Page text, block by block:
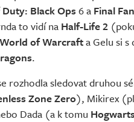
Black Ops 6 a Final
to vidí na Half-Life 2
World of Warcrafta Gelu si
.
rozhodla sledovat druhou
Zone Zero), Mikirex
Dada (a k tomu